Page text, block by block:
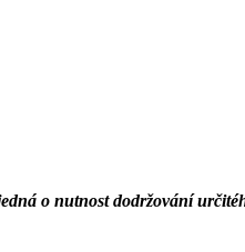
o nutnost dodržování